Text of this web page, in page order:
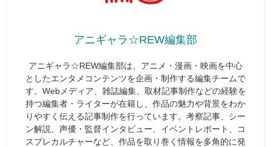
アニギャラ☆REW編集部
アニギャラ☆REW編集部は、アニメ・漫画・映画を中心
としたエンタメコンテンツを企画・制作する編集チームで
す。Webメディア、雑誌編集、取材記事制作などの経験を
持つ編集者・ライターが在籍し、作品の魅力や背景をわか
りやすく伝える記事制作を行っています。考察記事、シー
ン解説、声優・監督インタビュー、イベントレポート、コ
スプレカルチャーなど、作品を取り巻く情報を多角的に発